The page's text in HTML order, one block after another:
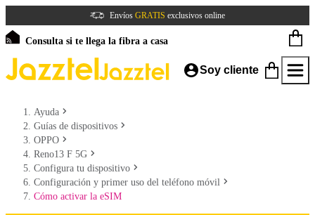
Envíos GRATIS exclusivos online
Consulta si te llega la fibra a casa
Soy cliente
Ayuda
Guías de dispositivos
OPPO
Reno13 F 5G
Configura tu dispositivo
Configuración y primer uso del teléfono móvil
Cómo activar la eSIM